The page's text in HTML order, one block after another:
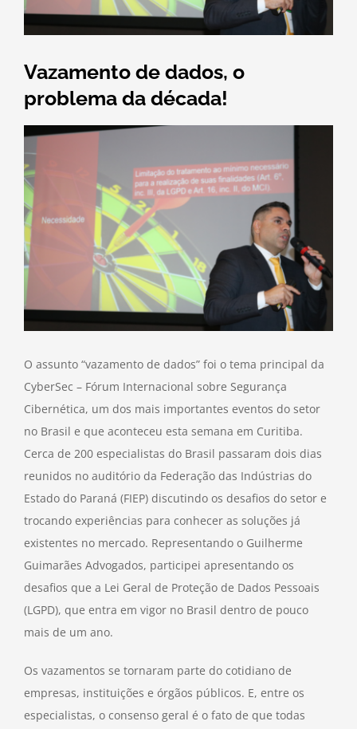
Vazamento de dados, o
problema da década!
O assunto “vazamento de dados” foi o tema principal da
CyberSec – Fórum Internacional sobre Segurança
Cibernética, um dos mais importantes eventos do setor
no Brasil e que aconteceu esta semana em Curitiba.
Cerca de 200 especialistas do Brasil passaram dois dias
reunidos no auditório da Federação das Indústrias do
Estado do Paraná (FIEP) discutindo os desafios do setor e
trocando experiências para conhecer as soluções já
existentes no mercado. Representando o Guilherme
Guimarães Advogados, participei apresentando os
desafios que a Lei Geral de Proteção de Dados Pessoais
(LGPD), que entra em vigor no Brasil dentro de pouco
mais de um ano.
Os vazamentos se tornaram parte do cotidiano de
empresas, instituições e órgãos públicos. E, entre os
especialistas, o consenso geral é o fato de que todas